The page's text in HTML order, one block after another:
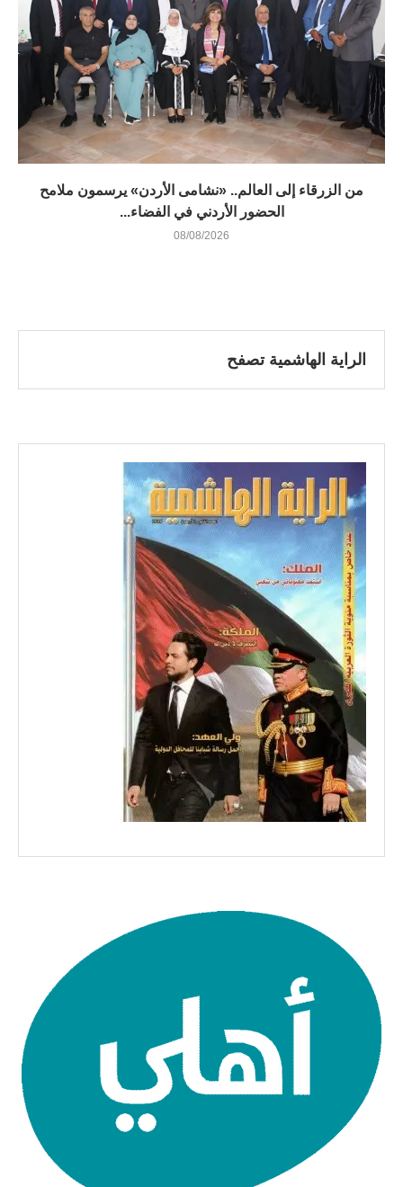
من الزرقاء إلى العالم.. «نشامى الأردن» يرسمون ملامح
الحضور الأردني في الفضاء...
08/08/2026
الراية الهاشمية تصفح